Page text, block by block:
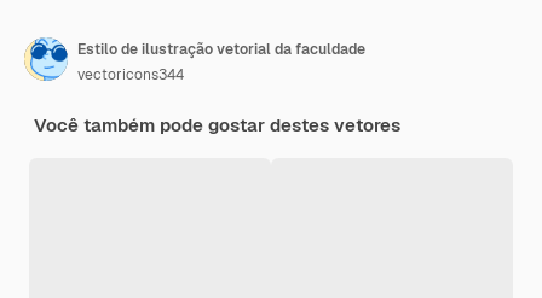
Estilo de ilustração vetorial da faculdade
vectoricons344
Você também pode gostar destes vetores